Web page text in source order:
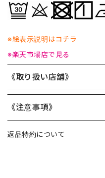
※絵表示説明はコチラ
※楽天市場店で見る
《取り扱い店舗》
《注意事項》
返品特約について